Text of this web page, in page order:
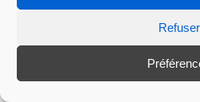
Refuser